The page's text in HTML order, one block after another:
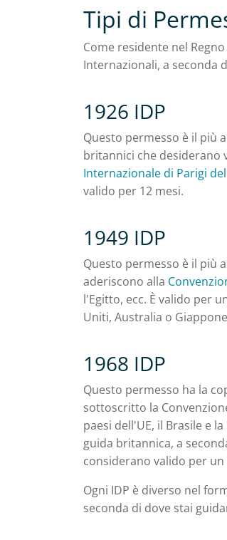
Tipi di
Come residente nel
Internazionali, a seconda
1926 IDP
Questo permesso è il più
britannici che desiderano
Internazionale di Parigi
valido per 12 mesi.
1949 IDP
Questo permesso è il più
aderiscono alla
l'Egitto, ecc. È valido per
Uniti, Australia o
1968 IDP
Questo permesso ha la
sottoscritto la
paesi dell'UE, il Brasile e
guida britannica, a
considerano valido per
Ogni IDP è diverso nel
seconda di dove stai